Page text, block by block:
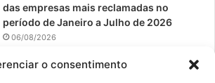
o consentimento
das empresas mais reclamadas no
período de Janeiro a Julho de 2026
06/08/2026
Prefeitura convoca organizações de